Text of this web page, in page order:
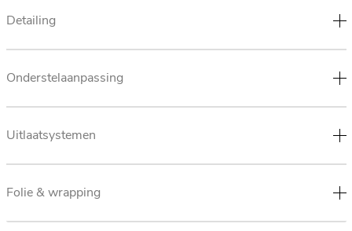
Detailing
Onderstelaanpassing
Uitlaatsystemen
Folie & wrapping